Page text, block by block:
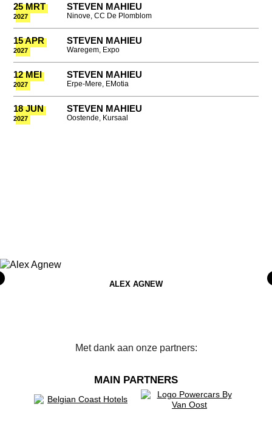
25 MRT
2027
STEVEN MAHIEU
Ninove, CC De Plomblom
15 APR
2027
STEVEN MAHIEU
Waregem, Expo
12 MEI
2027
STEVEN MAHIEU
Erpe-Mere, EMotia
18 JUN
2027
STEVEN MAHIEU
Oostende, Kursaal
ALEX AGNEW
Met dank aan onze partners:
MAIN PARTNERS